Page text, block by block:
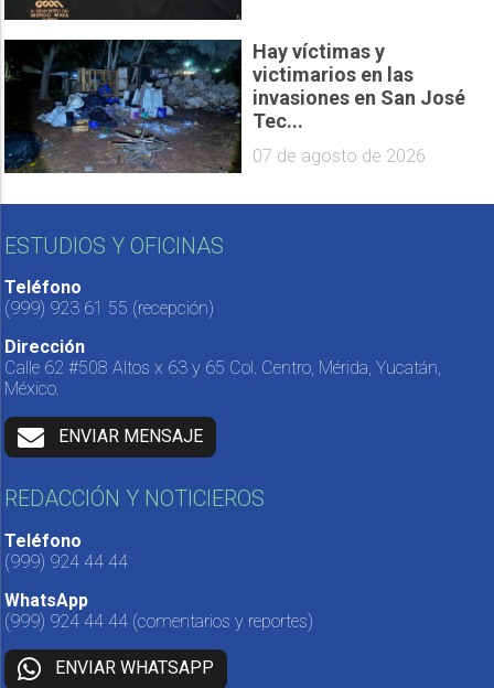
Hay víctimas y
victimarios en las
invasiones en San José
Tec...
07 de agosto de 2026
ESTUDIOS Y OFICINAS
Teléfono
(999) 923 61 55 (recepción)
Dirección
Calle 62 #508 Altos x 63 y 65 Col. Centro, Mérida, Yucatán,
México.
ENVIAR MENSAJE
REDACCIÓN Y NOTICIEROS
Teléfono
(999) 924 44 44
WhatsApp
(999) 924 44 44 (comentarios y reportes)
ENVIAR WHATSAPP